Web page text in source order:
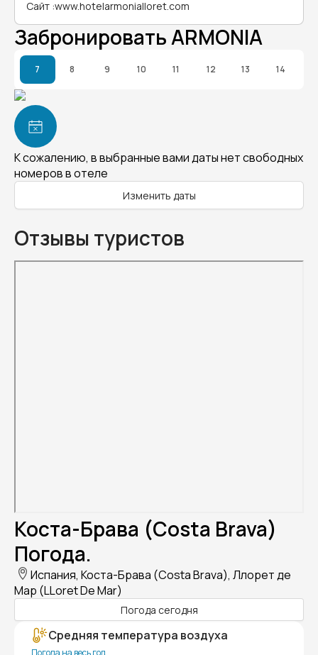
Сайт :www.hotelarmonialloret.com
Забронировать ARMONIA
7 8 9 10 11 12 13 14
К сожалению, в выбранные вами даты нет свободных
номеров в отеле
Изменить даты
Отзывы туристов
Коста-Брава (Costa Brava)
Погода.
Испания, Коста-Брава (Costa Brava), Ллорет де
Мар (LLoret De Mar)
Погода сегодня
Средняя температура воздуха